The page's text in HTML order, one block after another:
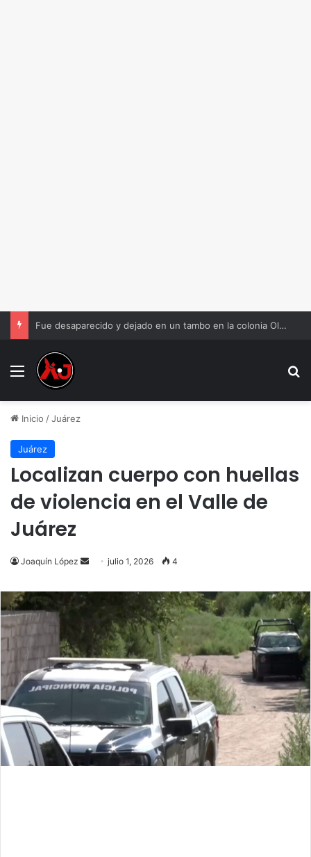
Fue desaparecido y dejado en un tambo en la colonia Olivia Espinoza
Menu
Inicio /Juárez
Juárez
Localizan cuerpo con huellas
de violencia en el Valle de
Juárez
Joaquín López
Send
email
julio 1, 2026 4